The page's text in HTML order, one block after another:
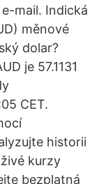
mail. Indická
měnové
dolar?
je 57.1131
CET.
historii
kurzy
bezplatná